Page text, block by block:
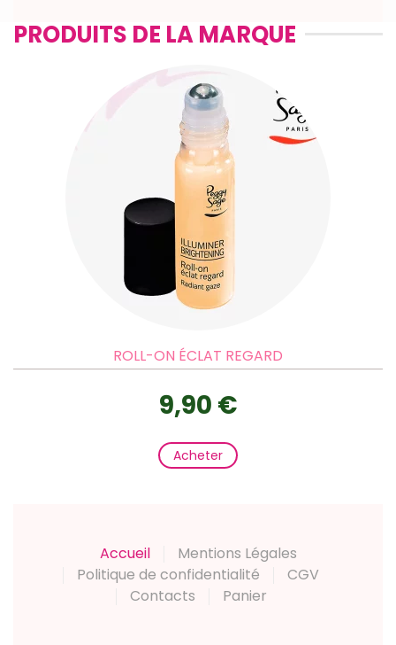
PRODUITS DE LA MARQUE
ROLL-ON ÉCLAT REGARD
9,90 €
Acheter
Accueil
Mentions Légales
Politique de confidentialité
CGV
Contacts
Panier